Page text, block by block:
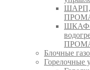
ШАРП,
ШКАФ-
Блочные
Горелочные